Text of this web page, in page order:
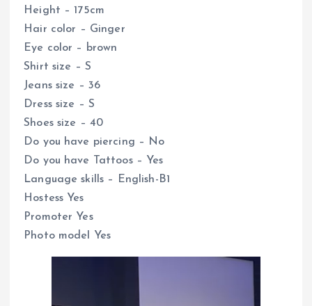
Height – 175cm
Hair color – Ginger
Eye color – brown
Shirt size – S
Jeans size – 36
Dress size – S
Shoes size – 40
Do you have piercing – No
Do you have Tattoos – Yes
Language skills – English-B1
Hostess Yes
Promoter Yes
Photo model Yes